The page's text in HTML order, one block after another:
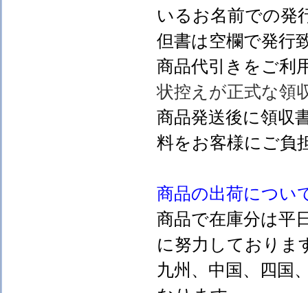
いるお名前での発
但書は空欄で発行
商品代引きをご利
状控えが正式な領
商品発送後に領収
料をお客様にご負
商品の出荷につい
商品で在庫分は平
に努力しておりま
九州、中国、四国